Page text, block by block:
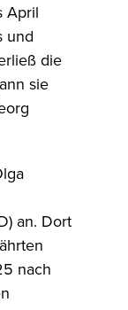
April
und
die
sie
an. Dort
nach